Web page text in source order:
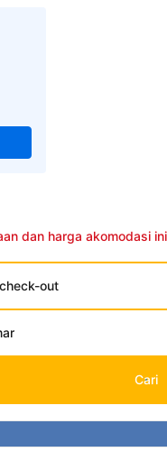
dan harga akomodasi ini
out
Cari